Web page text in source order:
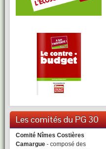
Les comités du PG 30
Comité Nîmes Costières
Camargue - composé des